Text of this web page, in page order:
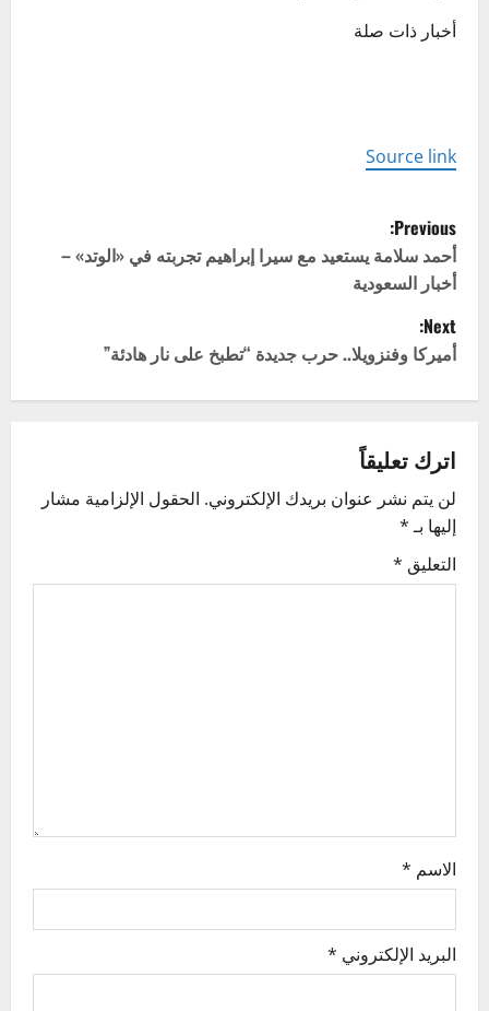
أخبار ذات صلة
Source link
P
o
s
t
n
a
v
i
g
Previous:
أحمد سلامة يستعيد مع سيرا إبراهيم تجربته في «الوتد» –
أخبار السعودية
Next:
أميركا وفنزويلا.. حرب جديدة “تطبخ على نار هادئة”
اترك تعليقاً
لن يتم نشر عنوان بريدك الإلكتروني. الحقول الإلزامية مشار
إليها بـ*
التعليق *
الاسم *
البريد الإلكتروني *